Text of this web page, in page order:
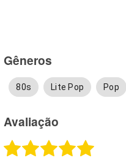
Gêneros
80s Lite Pop Pop
Avaliação